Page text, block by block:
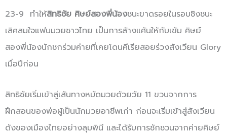
23-9 ทำให้สิทธิชัย ศิษย์สองพี่น้องชนะขาดรอยในรอบชิงชนะ
เลิศสมใจแฟนมวยชาวไทย เป็นการล้างแค้นให้กับเข้ม ศิษย์
สองพี่น้องนักชกร่วมค่ายที่เคยโดนคีเรียสอยร่วงสังเวียน Glory
เมื่อปีก่อน
สิทธิชัยเริ่มเข้าสู่เส้นทางหมัดมวยด้วยวัย 11 ขวบจากการ
ฝึกสอนของพ่อผู้เป็นนักมวยอาชีพเก่า ก่อนจะเริ่มเข้าสู่สังเวียน
ดังของเมืองไทยอย่างลุมพินี และได้รับการชักชวนจากค่ายศิษย์